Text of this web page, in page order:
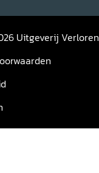
Uitgeverij Verloren